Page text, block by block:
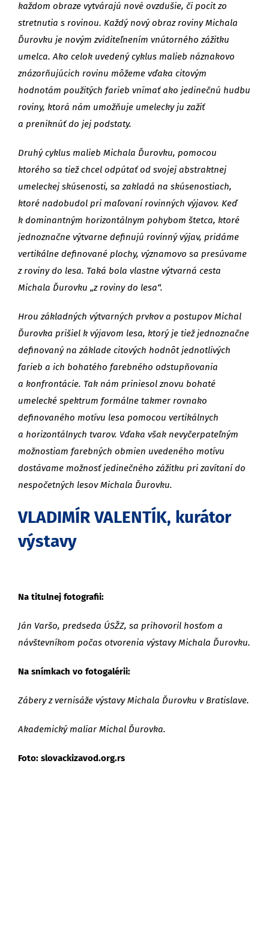
každom obraze vytvárajú nové ovzdušie, či pocit zo
stretnutia s rovinou. Každý nový obraz roviny Michala
Ďurovku je novým zviditeľnením vnútorného zážitku
umelca. Ako celok uvedený cyklus malieb náznakovo
znázorňujúcich rovinu môžeme vďaka citovým
hodnotám použitých farieb vnímať ako jedinečnú hudbu
roviny, ktorá nám umožňuje umelecky ju zažiť
a preniknúť do jej podstaty.
Druhý cyklus malieb Michala Ďurovku, pomocou
ktorého sa tiež chcel odpútať od svojej abstraktnej
umeleckej skúsenosti, sa zakladá na skúsenostiach,
ktoré nadobudol pri maľovaní rovinných výjavov. Keď
k dominantným horizontálnym pohybom štetca, ktoré
jednoznačne výtvarne definujú rovinný výjav, pridáme
vertikálne definované plochy, významovo sa presúvame
z roviny do lesa. Taká bola vlastne výtvarná cesta
Michala Ďurovku „z roviny do lesa“.
Hrou základných výtvarných prvkov a postupov Michal
Ďurovka prišiel k výjavom lesa, ktorý je tiež jednoznačne
definovaný na základe citových hodnôt jednotlivých
farieb a ich bohatého farebného odstupňovania
a konfrontácie. Tak nám priniesol znovu bohaté
umelecké spektrum formálne takmer rovnako
definovaného motívu lesa pomocou vertikálnych
a horizontálnych tvarov. Vďaka však nevyčerpateľným
možnostiam farebných obmien uvedeného motívu
dostávame možnosť jedinečného zážitku pri zavítaní do
nespočetných lesov Michala Ďurovku.
VLADIMÍR VALENTÍK, kurátor
výstavy
Na titulnej fotografii:
Ján Varšo, predseda ÚSŽZ, sa prihovoril hosťom a
návštevníkom počas otvorenia výstavy Michala Ďurovku.
Na snímkach vo fotogalérii:
Zábery z vernisáže výstavy Michala Ďurovku v Bratislave.
Akademický maliar Michal Ďurovka.
Foto: slovackizavod.org.rs